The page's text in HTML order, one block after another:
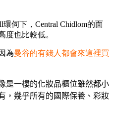
伺下，Central Chidlom的面
度也比較低。
為曼谷的有錢人都會來這裡買
是一樓的化妝品櫃位雖然都小
，幾乎所有的國際保養、彩妝